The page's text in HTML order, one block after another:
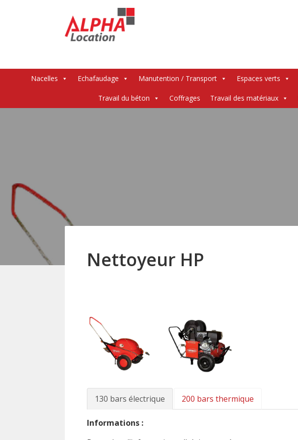
Nacelles Echafaudage Manutention / Transport Espaces verts
Travail du béton Coffrages Travail des matériaux
Nettoyeur HP
130 bars électrique 200 bars thermique
Informations :